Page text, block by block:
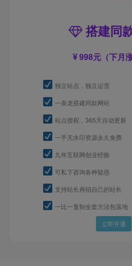
搭建同
998元（下月
独立站点，独立运营
一条龙搭建同款网站
站点授权，365天自动更新
一手无水印资源永久免费
九年互联网创业经验
可私下咨询各种疑惑
支持站长再招自己的站长
一比一复制全套方法包落地
立即开通